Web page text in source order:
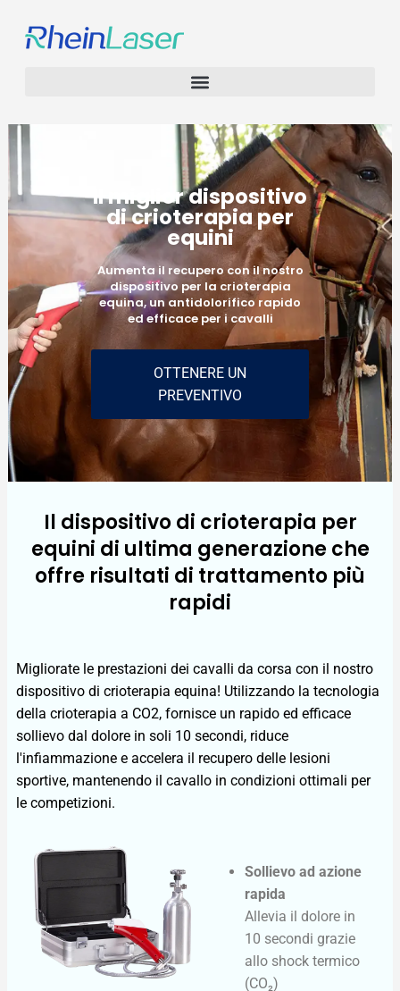
Il miglior dispositivo
di crioterapia per
equini
Aumenta il recupero con il nostro
dispositivo per la crioterapia
equina, un antidolorifico rapido
ed efficace per i cavalli
OTTENERE UN
PREVENTIVO
Il dispositivo di crioterapia per
equini di ultima generazione che
offre risultati di trattamento più
rapidi
Migliorate le prestazioni dei cavalli da corsa con il nostro
dispositivo di crioterapia equina! Utilizzando la tecnologia
della crioterapia a CO2, fornisce un rapido ed efficace
sollievo dal dolore in soli 10 secondi, riduce
l'infiammazione e accelera il recupero delle lesioni
sportive, mantenendo il cavallo in condizioni ottimali per
le competizioni.
Sollievo ad azione
rapida
Allevia il dolore in
10 secondi grazie
allo shock termico
(CO₂)